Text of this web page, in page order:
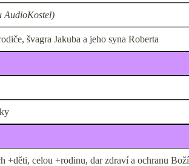
AudioKostel)
švagra Jakuba a jeho syna Roberta
+děti, celou +rodinu, dar zdraví a ochranu